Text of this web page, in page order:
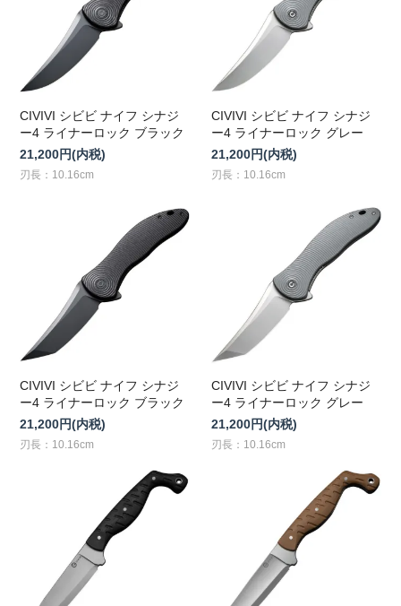
CIVIVI シビビ ナイフ シナジ
ー4 ライナーロック ブラック
21,200円(内税)
刃長：10.16cm
CIVIVI シビビ ナイフ シナジ
ー4 ライナーロック グレー
21,200円(内税)
刃長：10.16cm
CIVIVI シビビ ナイフ シナジ
ー4 ライナーロック ブラック
21,200円(内税)
刃長：10.16cm
CIVIVI シビビ ナイフ シナジ
ー4 ライナーロック グレー
21,200円(内税)
刃長：10.16cm